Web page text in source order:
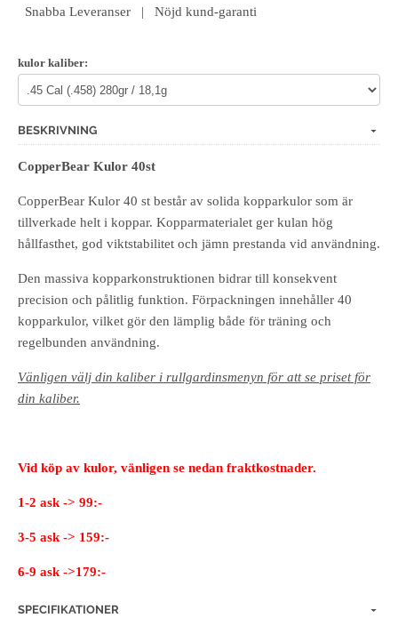
Snabba Leveranser | Nöjd kund-garanti
kulor kaliber:
BESKRIVNING
CopperBear Kulor 40st
CopperBear Kulor 40 st består av solida kopparkulor som är
tillverkade helt i koppar. Kopparmaterialet ger kulan hög
hållfasthet, god viktstabilitet och jämn prestanda vid användning.
Den massiva kopparkonstruktionen bidrar till konsekvent
precision och pålitlig funktion. Förpackningen innehåller 40
kopparkulor, vilket gör den lämplig både för träning och
regelbunden användning.
Vänligen välj din kaliber i rullgardinsmenyn för att se priset för
din kaliber.
Vid köp av kulor, vänligen se nedan fraktkostnader.
1-2 ask -> 99:-
3-5 ask -> 159:-
6-9 ask ->179:-
SPECIFIKATIONER